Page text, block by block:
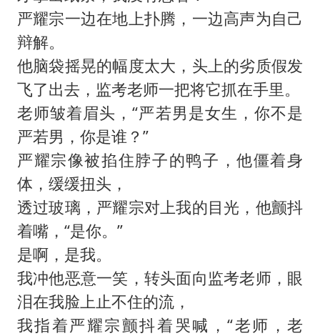
严耀宗一边在地上扑腾，一边高声为自己
辩解。
他脑袋摇晃的幅度太大，头上的劣质假发
飞了出去，监考老师一把将它抓在手里。
老师皱着眉头，“严若男是女生，你不是
严若男，你是谁？”
严耀宗像被掐住脖子的鸭子，他僵着身
体，缓缓扭头，
透过玻璃，严耀宗对上我的目光，他颤抖
着嘴，“是你。”
是啊，是我。
我冲他恶意一笑，转头面向监考老师，眼
泪在我脸上止不住的流，
我指着严耀宗颤抖着哭喊，“老师，老